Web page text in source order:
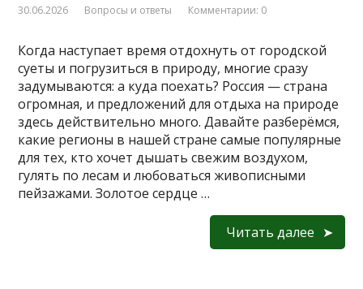
30.06.2026 Вопросы и ответы Комментарии: 0
Когда наступает время отдохнуть от городской
суеты и погрузиться в природу, многие сразу
задумываются: а куда поехать? Россия — страна
огромная, и предложений для отдыха на природе
здесь действительно много. Давайте разберёмся,
какие регионы в нашей стране самые популярные
для тех, кто хочет дышать свежим воздухом,
гулять по лесам и любоваться живописными
пейзажами. Золотое сердце …
Читать далее